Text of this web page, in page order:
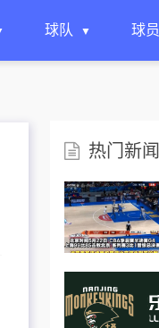
球队 球员
热门新闻